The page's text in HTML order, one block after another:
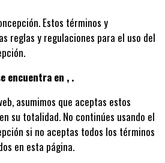
Estos términos y
reglas y regulaciones para el uso del
encuentra en , .
asumimos que aceptas estos
su totalidad. No continúes usando el
si no aceptas todos los términos
en esta página.